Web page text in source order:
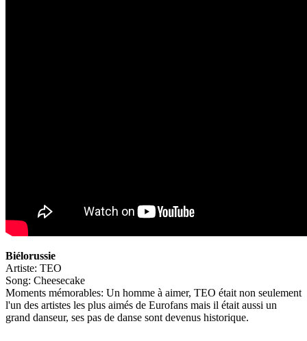
Biélorussie
Artiste: TEO
Song: Cheesecake
Moments mémorables: Un homme à aimer, TEO était non seulement
l'un des artistes les plus aimés de Eurofans mais il était aussi un
grand danseur, ses pas de danse sont devenus historique.